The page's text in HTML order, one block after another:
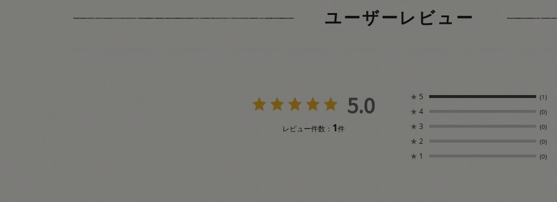
ユーザーレビュー
5.0
レビュー件数： 1件
★ 5 (1)
★ 4 (0)
★ 3 (0)
★ 2 (0)
★ 1 (0)